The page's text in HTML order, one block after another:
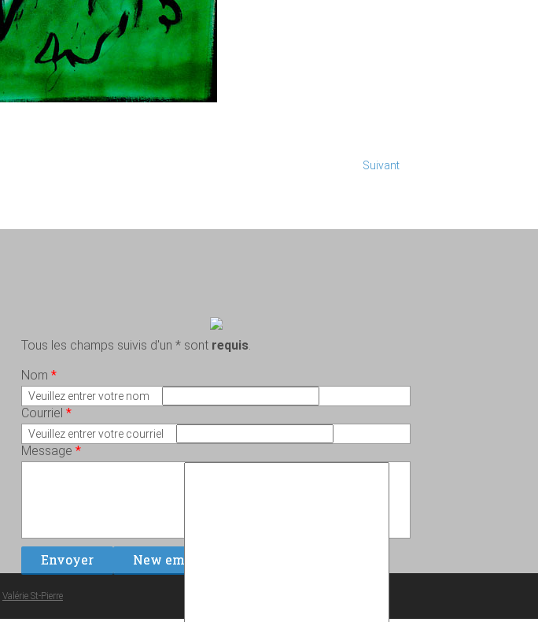
Suivant
Tous les champs suivis d'un * sont requis.
Nom *
Veuillez entrer votre nom
Courriel *
Veuillez entrer votre courriel
Message *
Valérie St-Pierre